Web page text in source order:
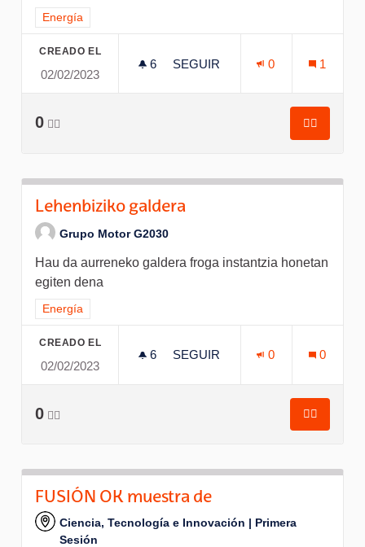
Resultados al filtrar por el tema: Energía
Energía
CREADO EL
02/02/2023
6 6 SEGUIDORAS
SEGUIR
0 1
0 👍🏽
👍🏽
Lehenbiziko galdera
Grupo Motor G2030
Hau da aurreneko galdera froga instantzia honetan
egiten dena
Resultados al filtrar por el tema: Energía
Energía
CREADO EL
02/02/2023
6 6 SEGUIDORAS
SEGUIR
0 0
0 👍🏽
👍🏽
FUSIÓN OK muestra de
Ciencia, Tecnología e Innovación | Primera
Sesión